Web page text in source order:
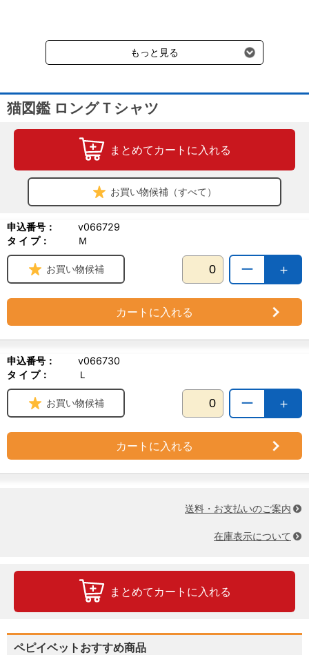
受けます。
もっと見る
猫図鑑 ロングＴシャツ
まとめてカートに入れる
お買い物候補（すべて）
申込番号：
v066729
タ イ プ：
Ｍ
＋
ー
お買い物候補
カートに入れる
申込番号：
v066730
タ イ プ：
Ｌ
＋
ー
お買い物候補
カートに入れる
送料・お支払いのご案内
在庫表示について
まとめてカートに入れる
ペピイベットおすすめ商品